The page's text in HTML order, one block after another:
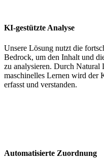
KI-gestützte Analyse
Unsere Lösung nutzt die
Bedrock, um den Inhalt und
zu analysieren. Durch Natural
maschinelles Lernen wird der
erfasst und verstanden.
Automatisierte Zuordnung